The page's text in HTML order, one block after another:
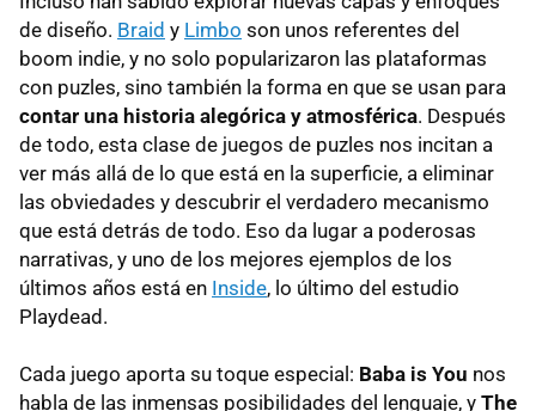
de diseño. Braid y Limbo son unos referentes del
boom indie, y no solo popularizaron las plataformas
con puzles, sino también la forma en que se usan para
contar una historia alegórica y atmosférica. Después
de todo, esta clase de juegos de puzles nos incitan a
ver más allá de lo que está en la superficie, a eliminar
las obviedades y descubrir el verdadero mecanismo
que está detrás de todo. Eso da lugar a poderosas
narrativas, y uno de los mejores ejemplos de los
últimos años está en Inside, lo último del estudio
Playdead.
Cada juego aporta su toque especial: Baba is You nos
habla de las inmensas posibilidades del lenguaje, y The